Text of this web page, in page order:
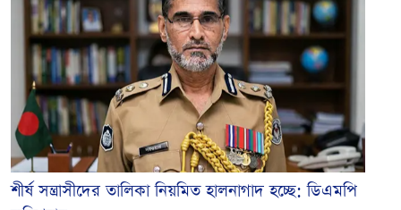
শীর্ষ সন্ত্রাসীদের তালিকা নিয়মিত হালনাগাদ হচ্ছে: ডিএমপি